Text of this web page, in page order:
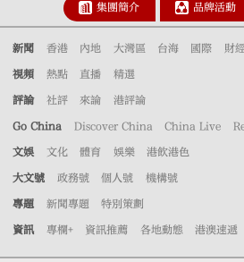
集團簡介 品牌活動
新聞 香港 內地 大灣區 台海 國際 財經
視頻 熱點 直播 精選
評論 社評 來論 港評論
Go China Discover China China Live
文娛 文化 體育 娛樂 港飲港色
大文號 政務號 個人號 機構號
專題 新聞專題 特別策劃
資訊 專欄+ 資訊推薦 各地動態 港澳速遞